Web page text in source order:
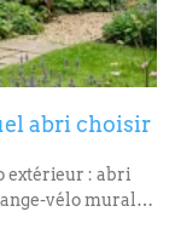
abri choisir
extérieur : abri
vélo mural…